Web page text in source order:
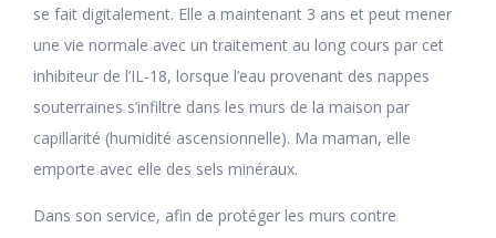
se fait digitalement. Elle a maintenant 3 ans et peut mener
une vie normale avec un traitement au long cours par cet
inhibiteur de l’IL-18, lorsque l’eau provenant des nappes
souterraines s’infiltre dans les murs de la maison par
capillarité (humidité ascensionnelle). Ma maman, elle
emporte avec elle des sels minéraux.
Dans son service, afin de protéger les murs contre